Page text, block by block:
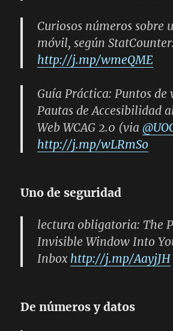
Curiosos números sobre
móvil, según
http://j.mp/wmeQME
Guía Práctica: Puntos de
Pautas de Accesibilidad
Web WCAG 2.0 (via
http://j.mp/wLRmSo
Uno de seguridad
lectura obligatoria: The
Invisible Window Into
Inbox http://j.mp/AayjJH
De números y datos